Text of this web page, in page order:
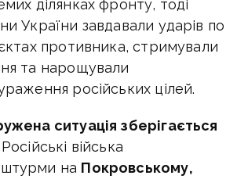
ділянках фронту, тоді
України завдавали ударів по
противника, стримували
та нарощували
російських цілей.
ситуація зберігається
Російські війська
на Покровському,